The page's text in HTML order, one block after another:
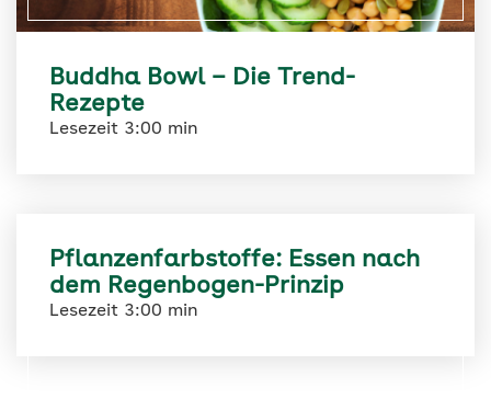
Buddha Bowl – Die Trend-
Rezepte
Lesezeit 3:00 min
Pflanzenfarbstoffe: Essen nach
dem Regenbogen-Prinzip
Lesezeit 3:00 min